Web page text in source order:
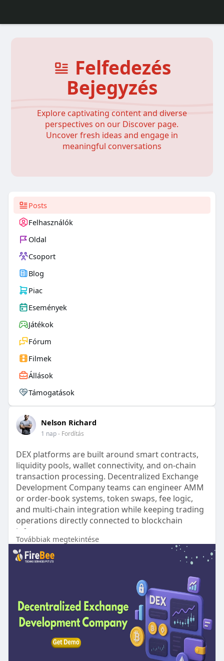
Felfedezés
Bejegyzés
Explore captivating content and diverse
perspectives on our Discover page.
Uncover fresh ideas and engage in
meaningful conversations
Posts
Felhasználók
Oldal
Csoport
Blog
Piac
Események
Játékok
Fórum
Filmek
Állások
Támogatások
Nelson Richard
1 nap- Fordítás
DEX platforms are built around smart contracts,
liquidity pools, wallet connectivity, and on-chain
transaction processing. Decentralized Exchange
Development Company teams can engineer AMM
or order-book systems, token swaps, fee logic,
and multi-chain integration while keeping trading
operations directly connected to blockchain
infrastructure.
Visit >>
https://www.firebeetechnoservi....ces.com/decentr
#decentralizedexchangedevelopment
#dexplatform#smartcontractdevelopment
Továbbiak megtekintése